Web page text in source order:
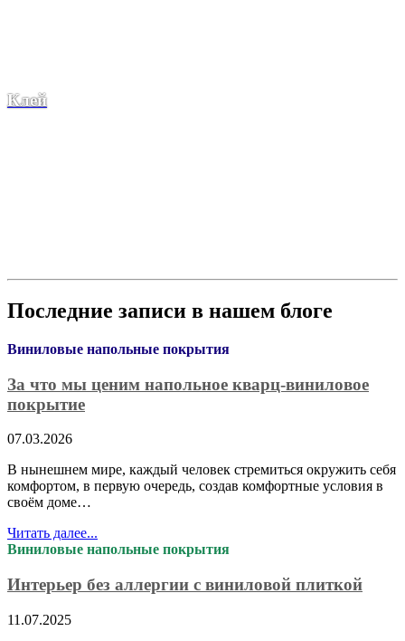
Клей
Последние записи в нашем блоге
Виниловые напольные покрытия
За что мы ценим напольное кварц-виниловое
покрытие
07.03.2026
В нынешнем мире, каждый человек стремиться окружить себя
комфортом, в первую очередь, создав комфортные условия в
своём доме…
Читать далее...
Виниловые напольные покрытия
Интерьер без аллергии с виниловой плиткой
11.07.2025